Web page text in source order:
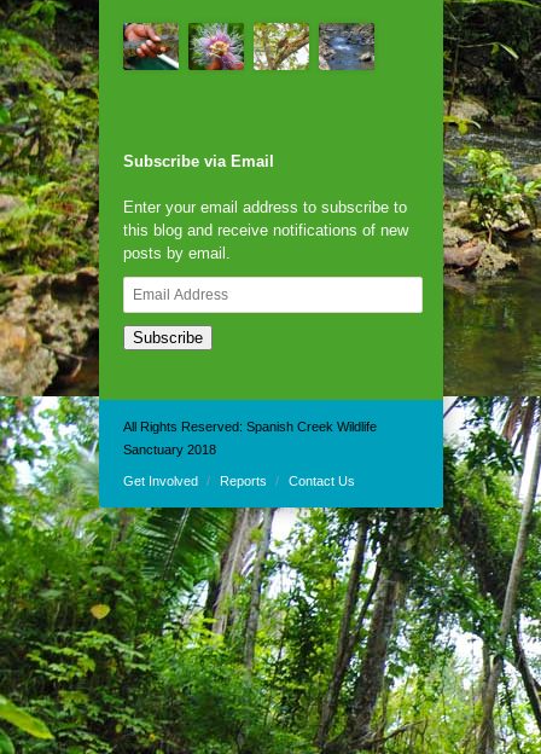
Subscribe via Email
Enter your email address to subscribe to
this blog and receive notifications of new
posts by email.
Email
Address
Subscribe
All Rights Reserved: Spanish Creek Wildlife
Sanctuary 2018
Get Involved Reports Contact Us